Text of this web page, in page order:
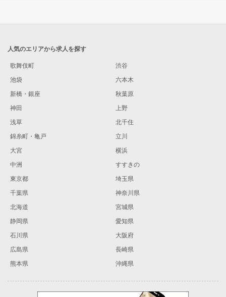
人気のエリアから求人を探す
歌舞伎町
渋谷
池袋
六本木
新橋・銀座
秋葉原
神田
上野
浅草
北千住
錦糸町・亀戸
立川
大宮
横浜
中洲
すすきの
東京都
埼玉県
千葉県
神奈川県
北海道
宮城県
静岡県
愛知県
石川県
大阪府
広島県
長崎県
熊本県
沖縄県